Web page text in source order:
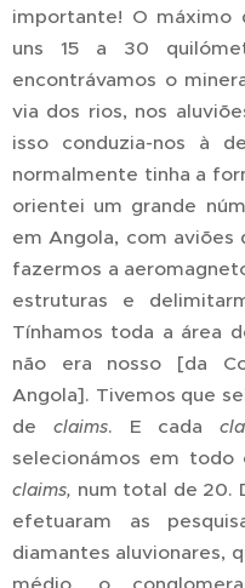
importante! O máximo
uns 15 a 30
encontrávamos o
via dos rios, nos
isso conduzia-nos à
normalmente tinha a
orientei um grande
em Angola, com aviões
fazermos a
estruturas e
Tínhamos toda a área
não era nosso [da
Angola]. Tivemos que
de claims. E cada
selecionámos em todo
claims, num total de 20.
efetuaram as
diamantes aluvionares,
médio, o